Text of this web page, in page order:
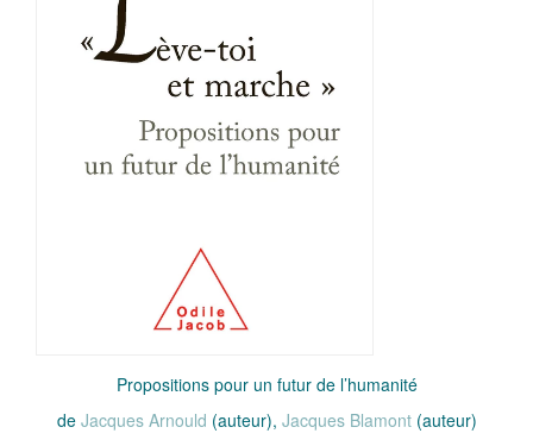
Propositions pour un futur de l’humanité
de Jacques Arnould (auteur), Jacques Blamont(auteur)